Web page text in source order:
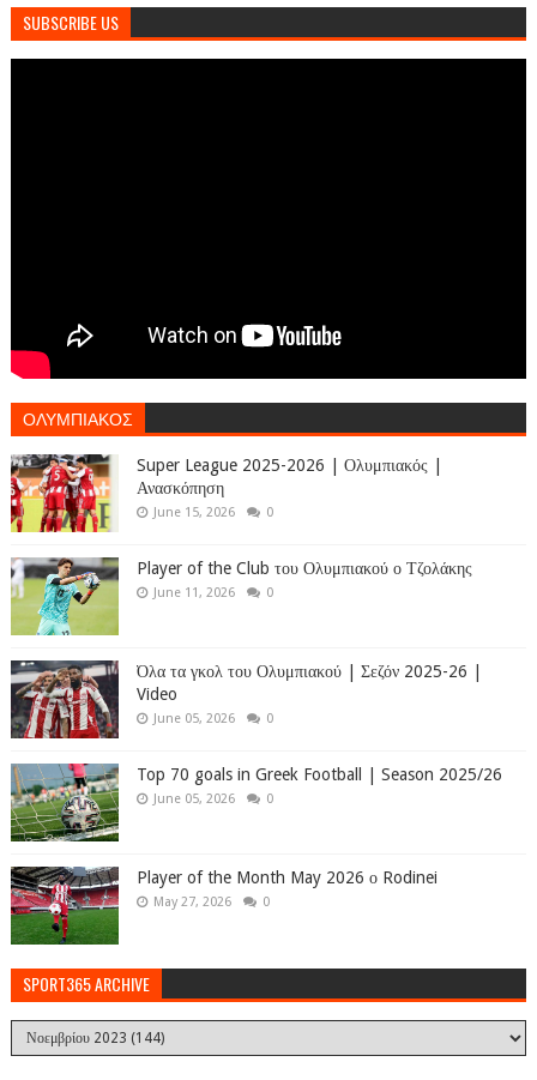
SUBSCRIBE US
ΟΛΥΜΠΙΑΚΟΣ
Super League 2025-2026 | Ολυμπιακός |
Ανασκόπηση
June 15, 2026 0
Player of the Club του Ολυμπιακού ο Τζολάκης
June 11, 2026 0
Όλα τα γκολ του Ολυμπιακού | Σεζόν 2025-26 |
Video
June 05, 2026 0
Top 70 goals in Greek Football | Season 2025/26
June 05, 2026 0
Player of the Month May 2026 ο Rodinei
May 27, 2026 0
SPORT365 ARCHIVE